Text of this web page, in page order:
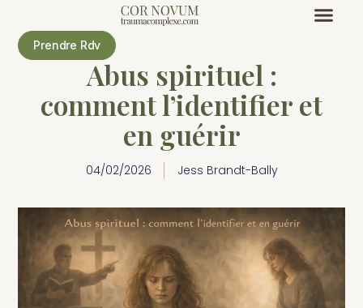
Prendre Rdv
Abus spirituel :
comment l’identifier et
en guérir
04/02/2026 Jess Brandt-Bally